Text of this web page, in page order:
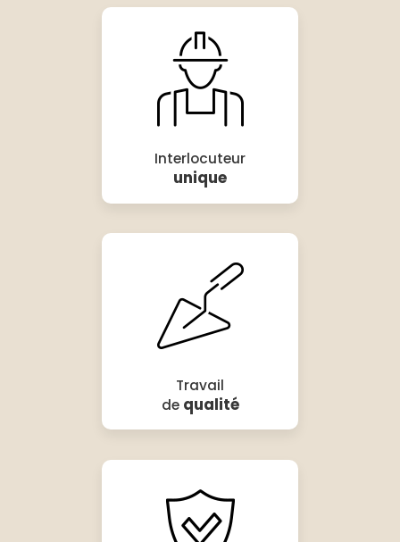
Interlocuteur
unique
Travail
de qualité